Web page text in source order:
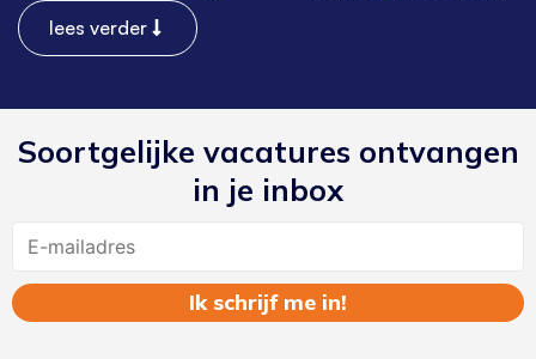
lees verder
Soortgelijke vacatures ontvangen
in je inbox